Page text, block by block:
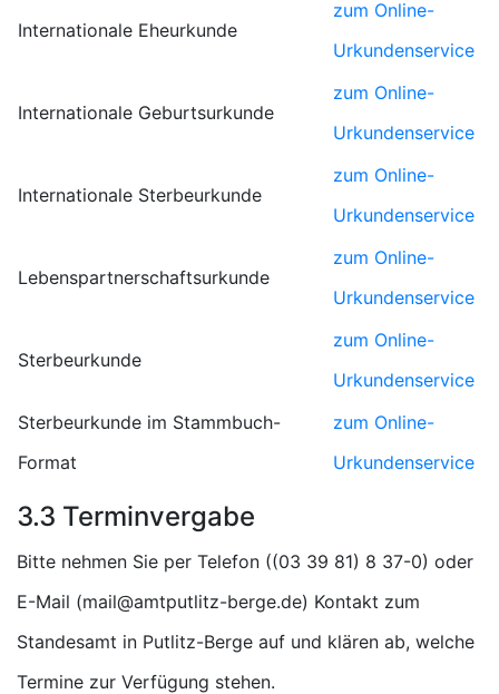
Internationale Eheurkunde
zum Online-
Urkundenservice
Internationale Geburtsurkunde
zum Online-
Urkundenservice
Internationale Sterbeurkunde
zum Online-
Urkundenservice
Lebenspartnerschaftsurkunde
zum Online-
Urkundenservice
Sterbeurkunde
zum Online-
Urkundenservice
Sterbeurkunde im Stammbuch-
Format
zum Online-
Urkundenservice
3.3 Terminvergabe
Bitte nehmen Sie per Telefon (
) oder
E-Mail (
) Kontakt zum
Standesamt in Putlitz-Berge auf und klären ab, welche
Termine zur Verfügung stehen.